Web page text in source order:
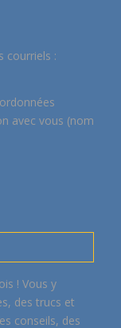
courriels :
avec vous (nom
! Vous y
des trucs et
conseils, des